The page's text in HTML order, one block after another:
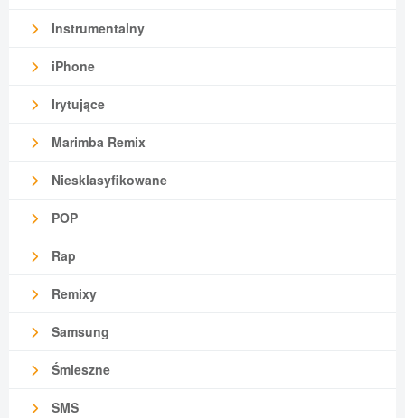
Instrumentalny
iPhone
Irytujące
Marimba Remix
Niesklasyfikowane
POP
Rap
Remixy
Samsung
Śmieszne
SMS